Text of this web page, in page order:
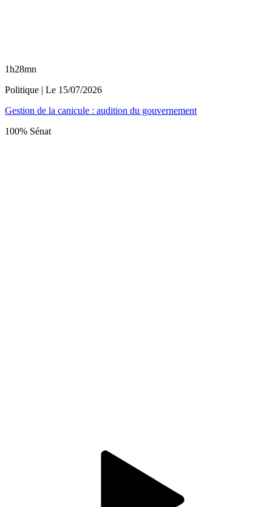
1h28mn
Politique | Le 15/07/2026
Gestion de la canicule : audition du gouvernement
100% Sénat